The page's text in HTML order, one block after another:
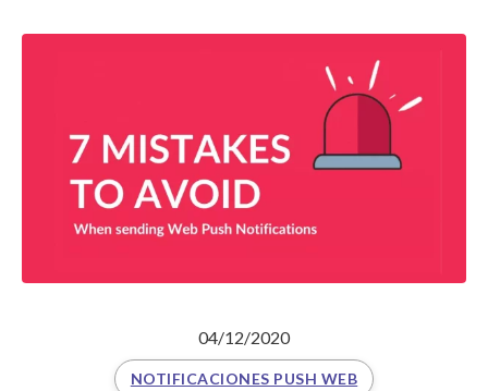
NOTIFICACIONES PUSH WEB
04/12/2020